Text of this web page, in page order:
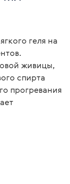
геля на
живицы,
спирта
прогревания